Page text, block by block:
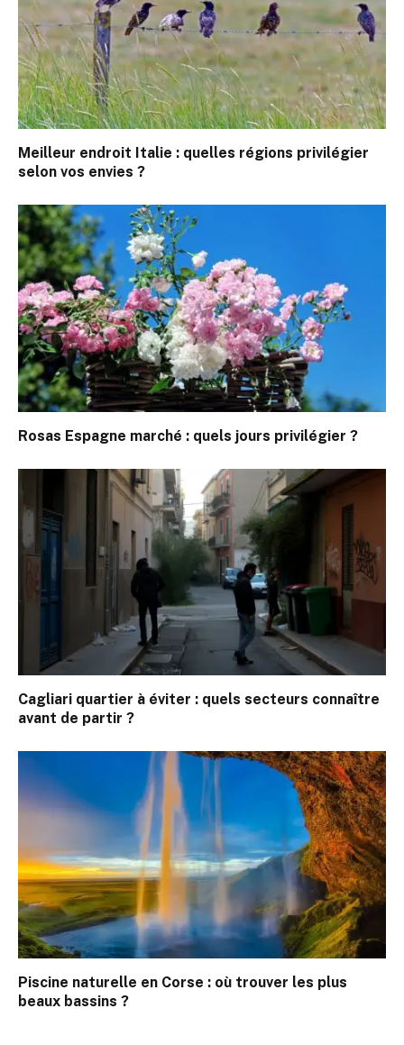
Meilleur endroit Italie : quelles régions privilégier
selon vos envies ?
Rosas Espagne marché : quels jours privilégier ?
Cagliari quartier à éviter : quels secteurs connaître
avant de partir ?
Piscine naturelle en Corse : où trouver les plus
beaux bassins ?